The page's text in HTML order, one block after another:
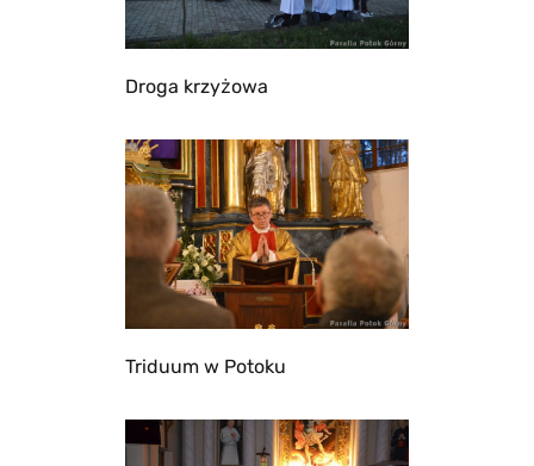
Droga krzyżowa
Triduum w Potoku